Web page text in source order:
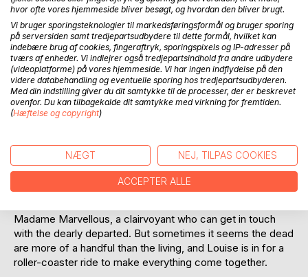
BESKRIVELSE
Louise, a young woman in her twenties, is struggling hard
with a multiple broken heart. After having lost her brother in
husband in a car accident, her heart seems unwilling to
mend. She will have to find a solution to weather the storm,
however, not only for her own sake, but also for the two
delightful boys she has from her first marriage.
Madame Marvellous, a clairvoyant who can get in touch
with the dearly departed. But sometimes it seems the dead
are more of a handful than the living, and Louise is in for a
roller-coaster ride to make everything come together.
hvor ofte vores hjemmeside bliver besøgt, og hvordan den bliver brugt.
Vi bruger sporingsteknologier til markedsføringsformål og bruger sporing
på serversiden samt tredjepartsudbydere til dette formål, hvilket kan
indebære brug af cookies, fingeraftryk, sporingspixels og IP-adresser på
tværs af enheder. Vi indlejrer også tredjepartsindhold fra andre udbydere
(videoplatforme) på vores hjemmeside. Vi har ingen indflydelse på den
videre databehandling og eventuelle sporing hos tredjepartsudbyderen.
Med din indstilling giver du dit samtykke til de processer, der er beskrevet
ovenfor. Du kan tilbagekalde dit samtykke med virkning for fremtiden.
(Hæftelse og copyright)
NÆGT NEJ, TILPAS COOKIES
ACCEPTER ALLE